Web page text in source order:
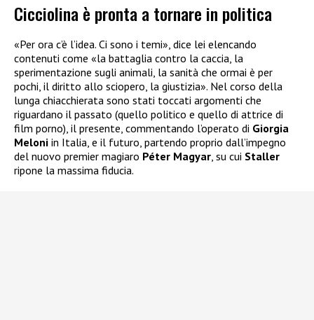
Cicciolina è pronta a tornare in politica
«Per ora c’è l’idea. Ci sono i temi», dice lei elencando
contenuti come «la battaglia contro la caccia, la
sperimentazione sugli animali, la sanità che ormai è per
pochi, il diritto allo sciopero, la giustizia». Nel corso della
lunga chiacchierata sono stati toccati argomenti che
riguardano il passato (quello politico e quello di attrice di
film porno), il presente, commentando l’operato di Giorgia
Meloni in Italia, e il futuro, partendo proprio dall’impegno
del nuovo premier magiaro Péter Magyar, su cui Staller
ripone la massima fiducia.